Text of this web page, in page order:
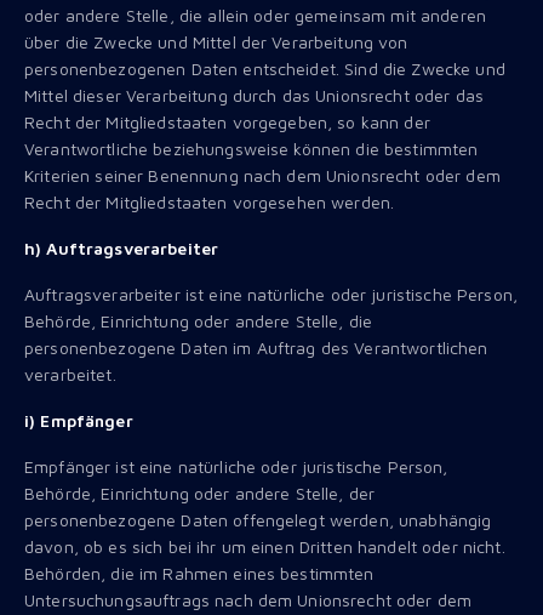
oder andere Stelle, die allein oder gemeinsam mit anderen
über die Zwecke und Mittel der Verarbeitung von
personenbezogenen Daten entscheidet. Sind die Zwecke und
Mittel dieser Verarbeitung durch das Unionsrecht oder das
Recht der Mitgliedstaaten vorgegeben, so kann der
Verantwortliche beziehungsweise können die bestimmten
Kriterien seiner Benennung nach dem Unionsrecht oder dem
Recht der Mitgliedstaaten vorgesehen werden.
h) Auftragsverarbeiter
Auftragsverarbeiter ist eine natürliche oder juristische Person,
Behörde, Einrichtung oder andere Stelle, die
personenbezogene Daten im Auftrag des Verantwortlichen
verarbeitet.
i) Empfänger
Empfänger ist eine natürliche oder juristische Person,
Behörde, Einrichtung oder andere Stelle, der
personenbezogene Daten offengelegt werden, unabhängig
davon, ob es sich bei ihr um einen Dritten handelt oder nicht.
Behörden, die im Rahmen eines bestimmten
Untersuchungsauftrags nach dem Unionsrecht oder dem